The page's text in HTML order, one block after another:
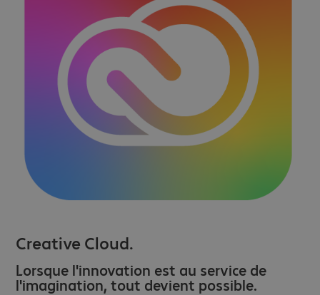
Creative Cloud.
Lorsque l'innovation est au service de
l'imagination, tout devient possible.